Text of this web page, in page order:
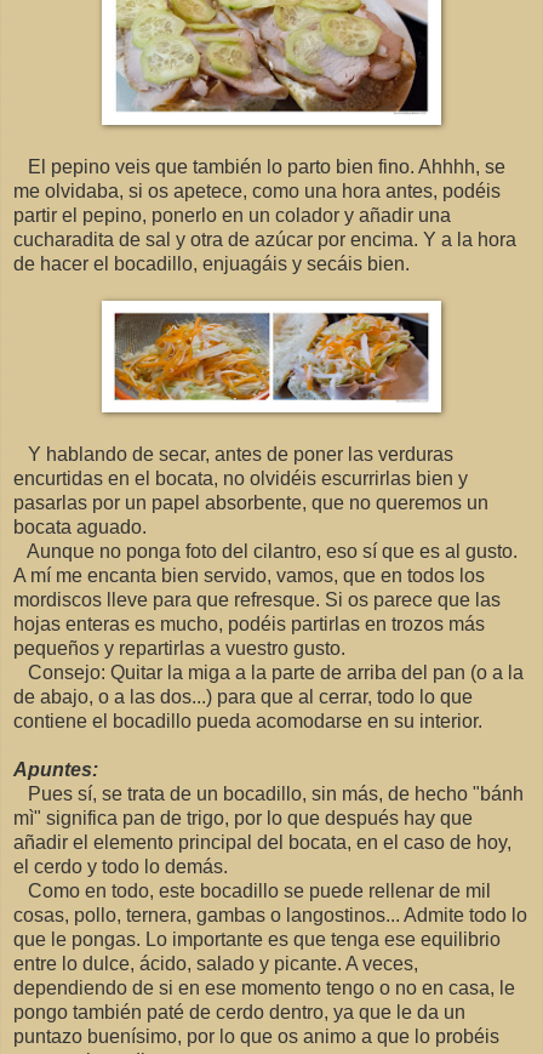
El pepino veis que también lo parto bien fino. Ahhhh, se
me olvidaba, si os apetece, como una hora antes, podéis
partir el pepino, ponerlo en un colador y añadir una
cucharadita de sal y otra de azúcar por encima. Y a la hora
de hacer el bocadillo, enjuagáis y secáis bien.
Y hablando de secar, antes de poner las verduras
encurtidas en el bocata, no olvidéis escurrirlas bien y
pasarlas por un papel absorbente, que no queremos un
bocata aguado.
Aunque no ponga foto del cilantro, eso sí que es al gusto.
A mí me encanta bien servido, vamos, que en todos los
mordiscos lleve para que refresque. Si os parece que las
hojas enteras es mucho, podéis partirlas en trozos más
pequeños y repartirlas a vuestro gusto.
Consejo: Quitar la miga a la parte de arriba del pan (o a la
de abajo, o a las dos...) para que al cerrar, todo lo que
contiene el bocadillo pueda acomodarse en su interior.
Apuntes:
Pues sí, se trata de un bocadillo, sin más, de hecho "bánh
mì" significa pan de trigo, por lo que después hay que
añadir el elemento principal del bocata, en el caso de hoy,
el cerdo y todo lo demás.
Como en todo, este bocadillo se puede rellenar de mil
cosas, pollo, ternera, gambas o langostinos... Admite todo lo
que le pongas. Lo importante es que tenga ese equilibrio
entre lo dulce, ácido, salado y picante. A veces,
dependiendo de si en ese momento tengo o no en casa, le
pongo también paté de cerdo dentro, ya que le da un
puntazo buenísimo, por lo que os animo a que lo probéis